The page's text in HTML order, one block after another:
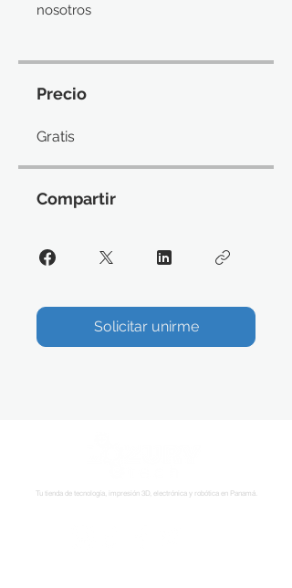
nosotros
Precio
Gratis
Compartir
Solicitar unirme
Tu tienda de tecnología, impresión 3D, electrónica y robótica en Panamá.